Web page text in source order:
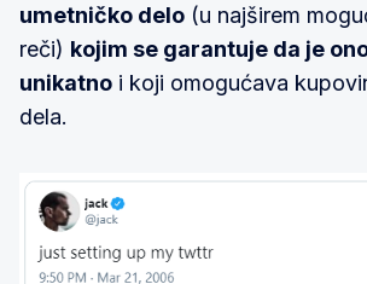
umetničko delo (u najširem
reči) kojim se garantuje da je
unikatno i koji omogućava
dela.